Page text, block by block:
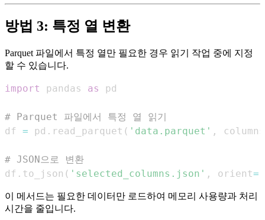
방법 3: 특정 열 변환
Parquet 파일에서 특정 열만 필요한 경우 읽기 작업 중에 지정
할 수 있습니다.
import pandas as
# Parquet 파일에서 특정 열 읽기
df = pd . read_parquet ( 'data.parquet' , columns
# JSON으로 변환
df . to_json ( 'selected_columns.json' , orient=
이 메서드는 필요한 데이터만 로드하여 메모리 사용량과 처리
시간을 줄입니다.